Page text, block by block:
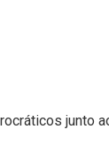
junto